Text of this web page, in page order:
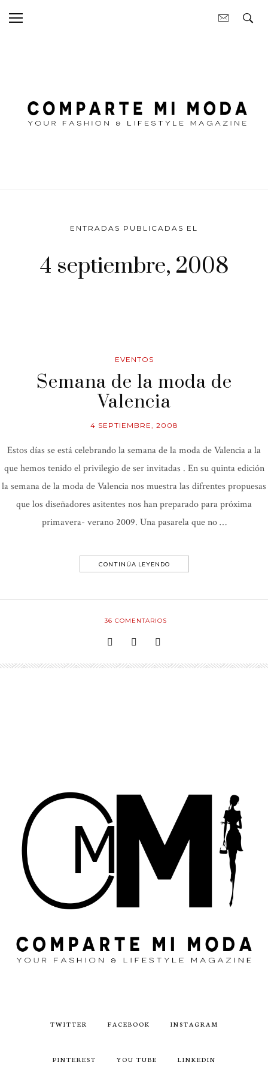
ENTRADAS PUBLICADAS EL
4 septiembre, 2008
EVENTOS
Semana de la moda de
Valencia
4 SEPTIEMBRE, 2008
Estos días se está celebrando la semana de la moda de Valencia a la
que hemos tenido el privilegio de ser invitadas . En su quinta edición
la semana de la moda de Valencia nos muestra las difrentes propuesas
que los diseñadores asitentes nos han preparado para próxima
primavera- verano 2009. Una pasarela que no …
CONTINÚA LEYENDO
36 COMENTARIOS
TWITTER FACEBOOK INSTAGRAM
PINTEREST YOU TUBE LINKEDIN